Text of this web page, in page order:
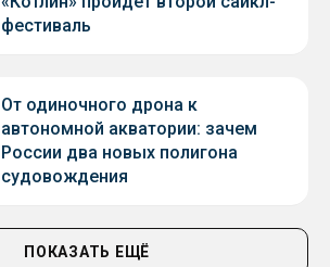
фестиваль
От одиночного дрона к
автономной акватории: зачем
России два новых полигона
судовождения
ПОКАЗАТЬ ЕЩЁ